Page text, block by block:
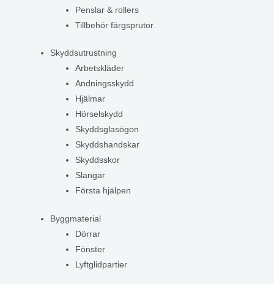
Penslar & rollers
Tillbehör färgsprutor
Skyddsutrustning
Arbetskläder
Andningsskydd
Hjälmar
Hörselskydd
Skyddsglasögon
Skyddshandskar
Skyddsskor
Slangar
Första hjälpen
Byggmaterial
Dörrar
Fönster
Lyftglidpartier